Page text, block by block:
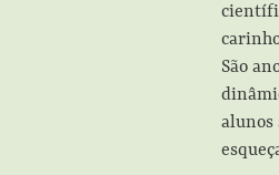
São
alunos